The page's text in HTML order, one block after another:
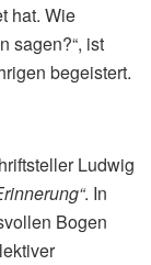
hat. Wie
sagen?“, ist
begeistert.
Ludwig
. In
Bogen